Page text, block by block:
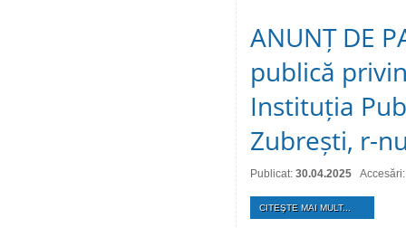
ANUNȚ DE
publică
Instituția
Zubrești, r-
Publicat: 30.04.2025
CITEŞTE MAI MULT...